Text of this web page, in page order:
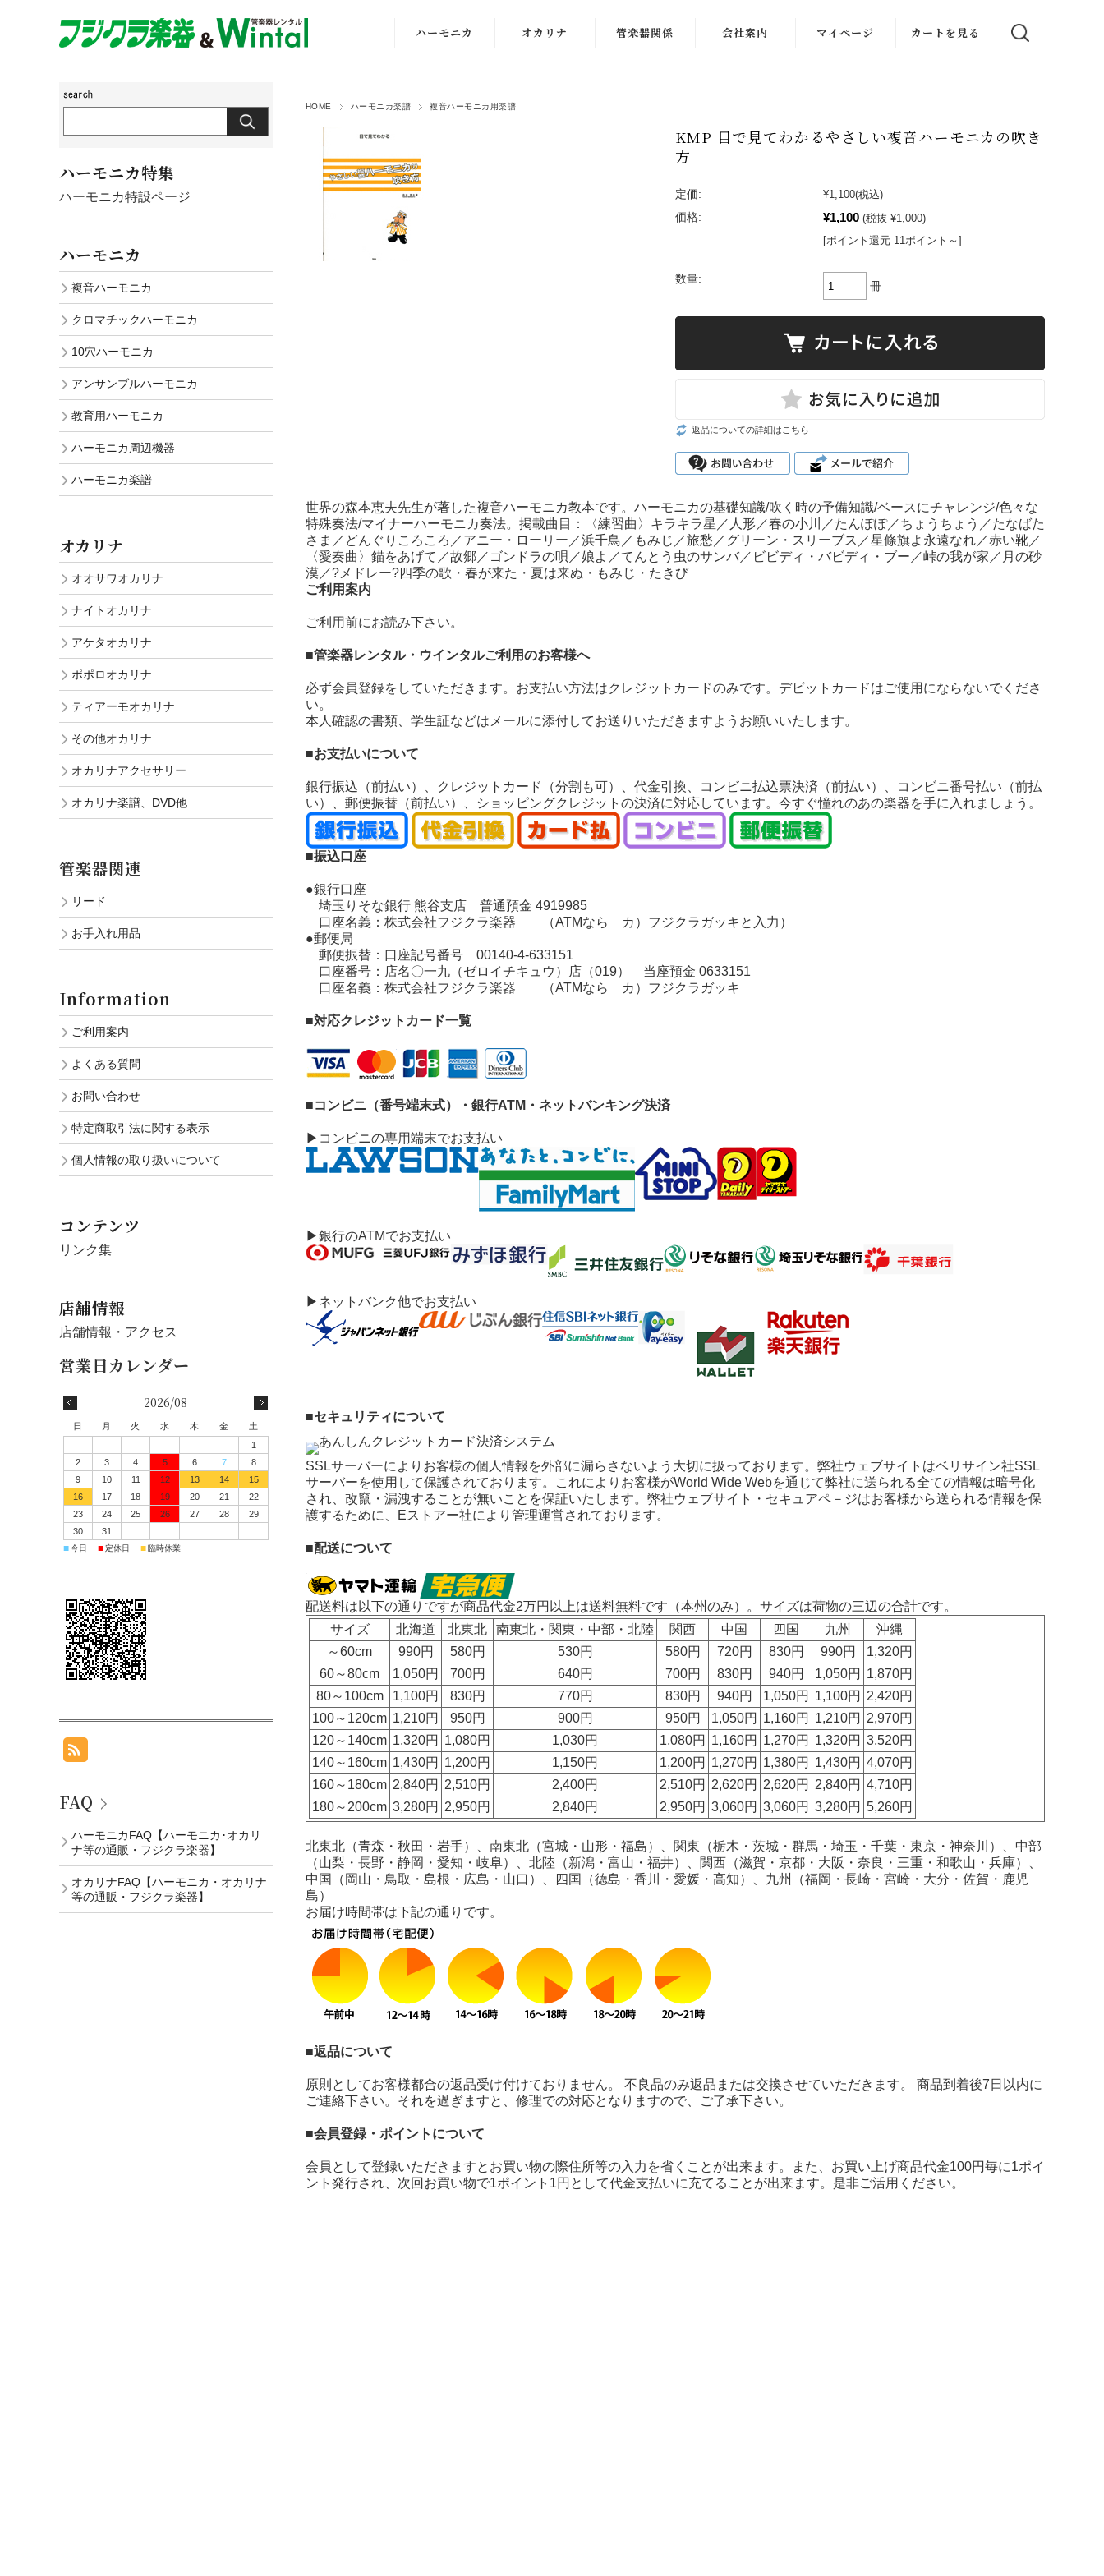
ハーモニカ
クロマチックハ
10穴ハーモニカ
アンサンブルハ
オカリナ 管楽器関係 会社案内
管楽器レンタル
マイページ カートを見る
HOME ハーモニカ楽譜 複音ハーモニカ用楽譜
KMP 目で見てわかるやさしい複音ハーモニカの吹き
方
定価: ¥1,100(税込)
価格:
¥1,100 (税抜 ¥1,000)
[ポイント還元 11ポイント～]
数量:
冊
返品についての詳細はこちら
世界の森本恵夫先生が著した複音ハーモニカ教本です。ハーモニカの基礎知識/吹く時の予備知識/ベースにチャレンジ/色々な
特殊奏法/マイナーハーモニカ奏法。掲載曲目：〈練習曲〉キラキラ星／人形／春の小川／たんぽぽ／ちょうちょう／たなばた
さま／どんぐりころころ／アニー・ローリー／浜千鳥／もみじ／旅愁／グリーン・スリーブス／星條旗よ永遠なれ／赤い靴／
〈愛奏曲〉錨をあげて／故郷／ゴンドラの唄／娘よ／てんとう虫のサンバ／ビビディ・バビディ・ブー／峠の我が家／月の砂
漠／?メドレー?四季の歌・春が来た・夏は来ぬ・もみじ・たきび
ご利用案内
ご利用前にお読み下さい。
■管楽器レンタル・ウインタルご利用のお客様へ
必ず会員登録をしていただきます。お支払い方法はクレジットカードのみです。デビットカードはご使用にならないでくださ
い。
本人確認の書類、学生証などはメールに添付してお送りいただきますようお願いいたします。
■お支払いについて
銀行振込（前払い）、クレジットカード（分割も可）、代金引換、コンビニ払込票決済（前払い）、コンビニ番号払い（前払
い）、郵便振替（前払い）、ショッピングクレジットの決済に対応しています。今すぐ憧れのあの楽器を手に入れましょう。
■振込口座
●銀行口座
埼玉りそな銀行 熊谷支店 普通預金 4919985
口座名義：株式会社フジクラ楽器 （ATMなら カ）フジクラガッキと入力）
●郵便局
郵便振替：口座記号番号 00140-4-633151
口座番号：店名〇一九（ゼロイチキュウ）店（019） 当座預金 0633151
口座名義：株式会社フジクラ楽器 （ATMなら カ）フジクラガッキ
■対応クレジットカード一覧
■コンビニ（番号端末式）・銀行ATM・ネットバンキング決済
▶コンビニの専用端末でお支払い
▶銀行のATMでお支払い
▶ネットバンク他でお支払い
■セキュリティについて
SSLサーバーによりお客様の個人情報を外部に漏らさないよう大切に扱っております。弊社ウェブサイトはベリサイン社SSL
サーバーを使用して保護されております。これによりお客様がWorld Wide Webを通じて弊社に送られる全ての情報は暗号化
され、改竄・漏洩することが無いことを保証いたします。弊社ウェブサイト・セキュアペ－ジはお客様から送られる情報を保
護するために、Eストアー社により管理運営されております。
■配送について
配送料は以下の通りですが商品代金2万円以上は送料無料です（本州のみ）。サイズは荷物の三辺の合計です。
サイズ
北海道 北東北 南東北・関東・中部・北陸 関西 中国 四国 九州
沖縄
～60cm
990円 580円 530円 580円 720円 830円 990円
1,320円
60～80cm
1,050円 700円 640円 700円 830円 940円 1,050円
1,870円
80～100cm
1,100円 830円 770円 830円 940円 1,050円 1,100円
2,420円
100～120cm 1,210円 950円 900円 950円 1,050円 1,160円 1,210円
2,970円
120～140cm 1,320円 1,080円 1,030円 1,080円 1,160円 1,270円 1,320円 3,520円
140～160cm 1,430円 1,200円 1,150円 1,200円 1,270円 1,380円 1,430円 4,070円
160～180cm 2,840円 2,510円 2,400円 2,510円 2,620円 2,620円 2,840円 4,710円
180～200cm 3,280円 2,950円 2,840円 2,950円 3,060円 3,060円 3,280円 5,260円
北東北（青森・秋田・岩手）、南東北（宮城・山形・福島）、関東（栃木・茨城・群馬・埼玉・千葉・東京・神奈川）、中部
（山梨・長野・静岡・愛知・岐阜）、北陸（新潟・富山・福井）、関西（滋賀・京都・大阪・奈良・三重・和歌山・兵庫）、
中国（岡山・鳥取・島根・広島・山口）、四国（徳島・香川・愛媛・高知）、九州（福岡・長崎・宮崎・大分・佐賀・鹿児
島）
お届け時間帯は下記の通りです。
■返品について
原則としてお客様都合の返品受け付けておりません。 不良品のみ返品または交換させていただきます。 商品到着後7日以内に
ご連絡下さい。それを過ぎますと、修理での対応となりますので、ご了承下さい。
■会員登録・ポイントについて
会員として登録いただきますとお買い物の際住所等の入力を省くことが出来ます。また、お買い上げ商品代金100円毎に1ポイ
ント発行され、次回お買い物で1ポイント1円として代金支払いに充てることが出来ます。是非ご活用ください。
ハーモニカ特集
ハーモニカ特設ページ
ハーモニカ
複音ハーモニカ
クロマチックハーモニカ
10穴ハーモニカ
アンサンブルハーモニカ
教育用ハーモニカ
ハーモニカ周辺機器
ハーモニカ楽譜
オカリナ
オオサワオカリナ
ナイトオカリナ
アケタオカリナ
ポポロオカリナ
ティアーモオカリナ
その他オカリナ
オカリナアクセサリー
オカリナ楽譜、DVD他
管楽器関連
リード
お手入れ用品
Information
ご利用案内
よくある質問
お問い合わせ
特定商取引法に関する表示
個人情報の取り扱いについて
コンテンツ
リンク集
店舗情報
店舗情報・アクセス
2026/08
日 月 火 水 木 金
土
1
2
3 4 5 6 7
8
9
10 11 12 13 14
15
16
17 18 19 20 21
22
23
24 25 26 27 28
29
30
31
■今日 ■定休日 ■臨時休業
FAQ
ハーモニカFAQ【ハーモニカ･オカリ
ナ等の通販・フジクラ楽器】
オカリナFAQ【ハーモニカ・オカリナ
等の通販・フジクラ楽器】